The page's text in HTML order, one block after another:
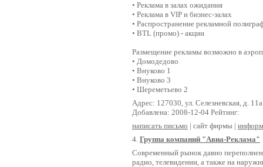
• Реклама в залах ожидания
• Реклама в VIP и бизнес-залах
• Распространение рекламной
• BTL (промо) - акции
Размещение рекламы возможно в
• Домодедово
• Внуково 1
• Внуково 3
• Шереметьево 2
Адрес: 127030, ул. Селезневская, д.
Добавлена: 2008-12-04 Рейтинг:
написать письмо | сайт фирмы |
4. Группа компаний "Авиа-Реклама"
Современный рынок давно
радио, телевидении, а также на